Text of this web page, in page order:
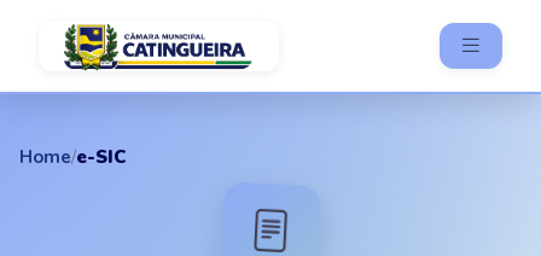
Home/e-SIC